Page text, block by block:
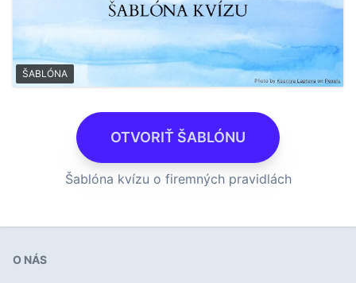
ŠABLÓNA
OTVORIŤ ŠABLÓNU
Šablóna kvízu o firemných pravidlách
O NÁS